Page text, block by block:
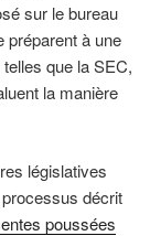
sur le bureau
préparent à une
que la SEC,
la manière
législatives
décrit
poussées